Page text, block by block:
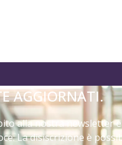
AGGIORNATI.
alla nostra newsletter
La disiscrizione è